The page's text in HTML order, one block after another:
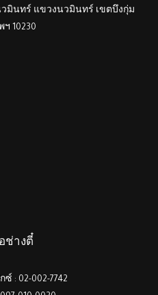
วมินทร์ แขวงนวมินทร์ เขตบึงกุ่ม
ฯ 10230
ช่างตี๋
: 02-002-7742